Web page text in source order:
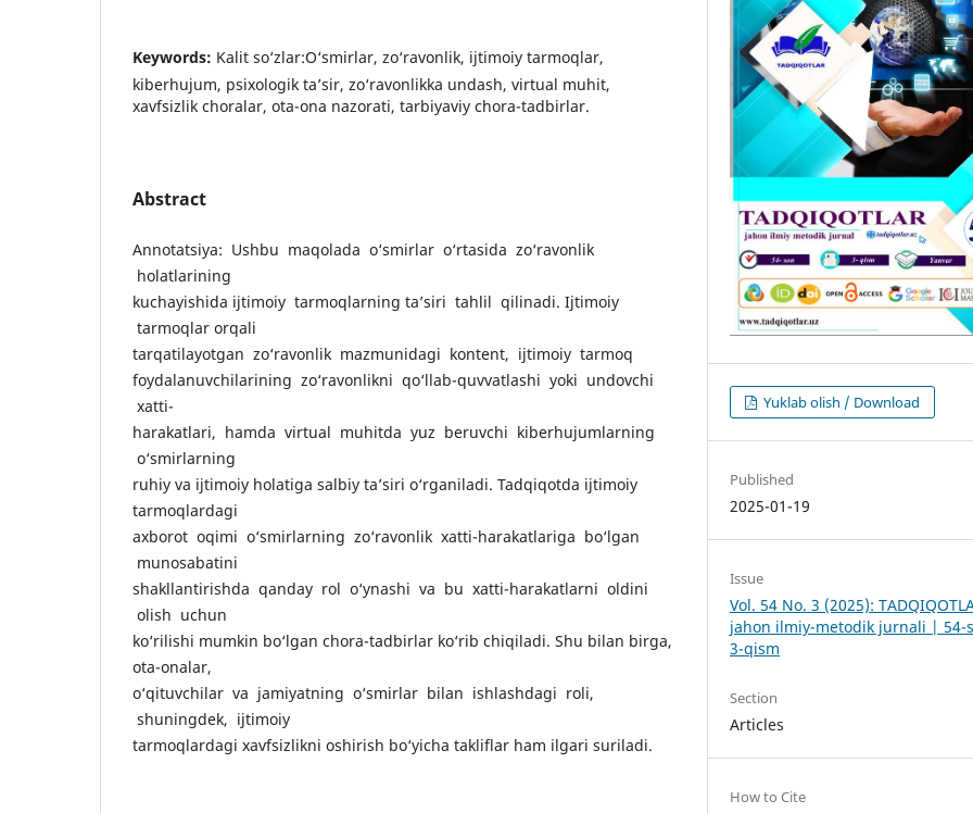
Keywords: Kalit so‘zlar:O‘smirlar, zo‘ravonlik, ijtimoiy tarmoqlar,
kiberhujum, psixologik ta’sir, zo‘ravonlikka undash, virtual muhit,
xavfsizlik choralar, ota-ona nazorati, tarbiyaviy chora-tadbirlar.
Abstract
Annotatsiya: Ushbu maqolada o‘smirlar o‘rtasida zo‘ravonlik
holatlarining
kuchayishida ijtimoiy tarmoqlarning ta’siri tahlil qilinadi. Ijtimoiy
tarmoqlar orqali
tarqatilayotgan zo‘ravonlik mazmunidagi kontent, ijtimoiy tarmoq
foydalanuvchilarining zo‘ravonlikni qo‘llab-quvvatlashi yoki undovchi
xatti-
harakatlari, hamda virtual muhitda yuz beruvchi kiberhujumlarning
o‘smirlarning
ruhiy va ijtimoiy holatiga salbiy ta’siri o‘rganiladi. Tadqiqotda ijtimoiy
tarmoqlardagi
axborot oqimi o‘smirlarning zo‘ravonlik xatti-harakatlariga bo‘lgan
munosabatini
shakllantirishda qanday rol o‘ynashi va bu xatti-harakatlarni oldini
olish uchun
ko‘rilishi mumkin bo‘lgan chora-tadbirlar ko‘rib chiqiladi. Shu bilan birga,
ota-onalar,
o‘qituvchilar va jamiyatning o‘smirlar bilan ishlashdagi roli,
shuningdek, ijtimoiy
tarmoqlardagi xavfsizlikni oshirish bo‘yicha takliflar ham ilgari suriladi.
Yuklab olish / Download
Published
2025-01-19
Issue
Vol. 54 No. 3 (2025):
jahon ilmiy-metodik jurnali | 54-
3-qism
Section
Articles
How to Cite